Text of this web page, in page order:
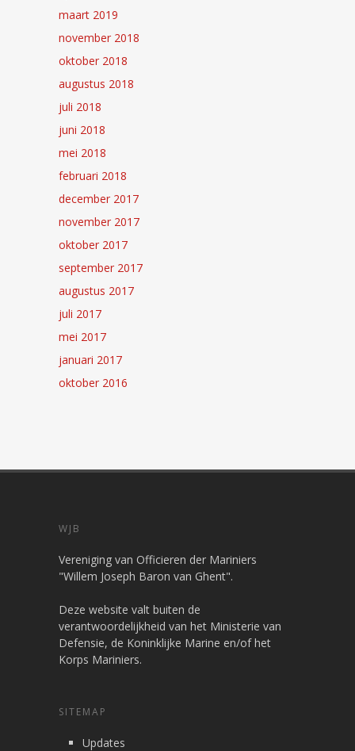
maart 2019
november 2018
oktober 2018
augustus 2018
juli 2018
juni 2018
mei 2018
februari 2018
december 2017
november 2017
oktober 2017
september 2017
augustus 2017
juli 2017
mei 2017
januari 2017
oktober 2016
WJB
Vereniging van Officieren der Mariniers
"Willem Joseph Baron van Ghent".
Deze website valt buiten de
verantwoordelijkheid van het Ministerie van
Defensie, de Koninklijke Marine en/of het
Korps Mariniers.
SITEMAP
Updates